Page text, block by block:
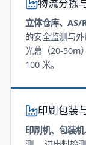
物流分拣
立体仓库、AS/
的安全监测与
光幕（20-50m）
100 米。
印刷包装
印刷机、包装